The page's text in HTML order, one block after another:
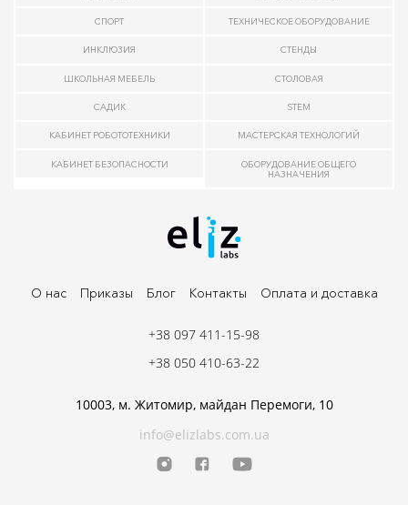
СПОРТ ТЕХНИЧЕСКОЕ ОБОРУДОВАНИЕ
ИНКЛЮЗИЯ СТЕНДЫ
ШКОЛЬНАЯ МЕБЕЛЬ СТОЛОВАЯ
САДИК STEM
КАБИНЕТ РОБОТОТЕХНИКИ МАСТЕРСКАЯ ТЕХНОЛОГИЙ
КАБИНЕТ БЕЗОПАСНОСТИ
ОБОРУДОВАНИЕ ОБЩЕГО
НАЗНАЧЕНИЯ
О нас Приказы Блог Контакты Оплата и доставка
10003, м. Житомир, майдан Перемоги, 10
info@elizlabs.com.ua
+38 097 411-15-98
+38 050 410-63-22